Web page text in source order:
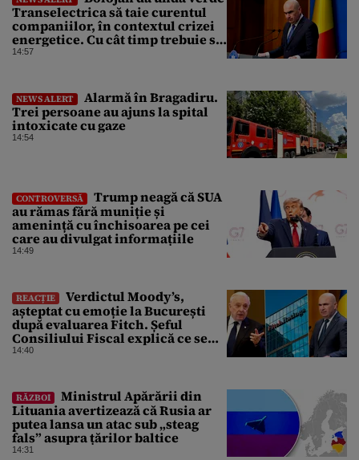
Transelectrica să taie curentul
companiilor, în contextul crizei
energetice. Cu cât timp trebuie să
le anunțe înainte
14:57
NEWS ALERT
Alarmă în Bragadiru.
Trei persoane au ajuns la spital
intoxicate cu gaze
14:54
CONTROVERSĂ
Trump neagă că SUA
au rămas fără muniție și
amenință cu închisoarea pe cei
care au divulgat informațiile
14:49
REACȚIE
Verdictul Moody’s,
așteptat cu emoție la București
după evaluarea Fitch. Șeful
Consiliului Fiscal explică ce se
poate întâmpla cu ratingul
14:40
RĂZBOI
Ministrul Apărării din
Lituania avertizează că Rusia ar
putea lansa un atac sub „steag
fals” asupra țărilor baltice
14:31